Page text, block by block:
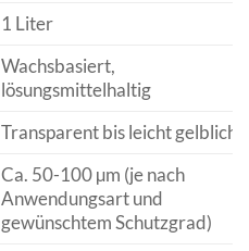
1 Liter
Wachsbasiert,
lösungsmittelhaltig
Transparent bis leicht gelblich
Ca. 50-100 µm (je nach
Anwendungsart und
gewünschtem Schutzgrad)